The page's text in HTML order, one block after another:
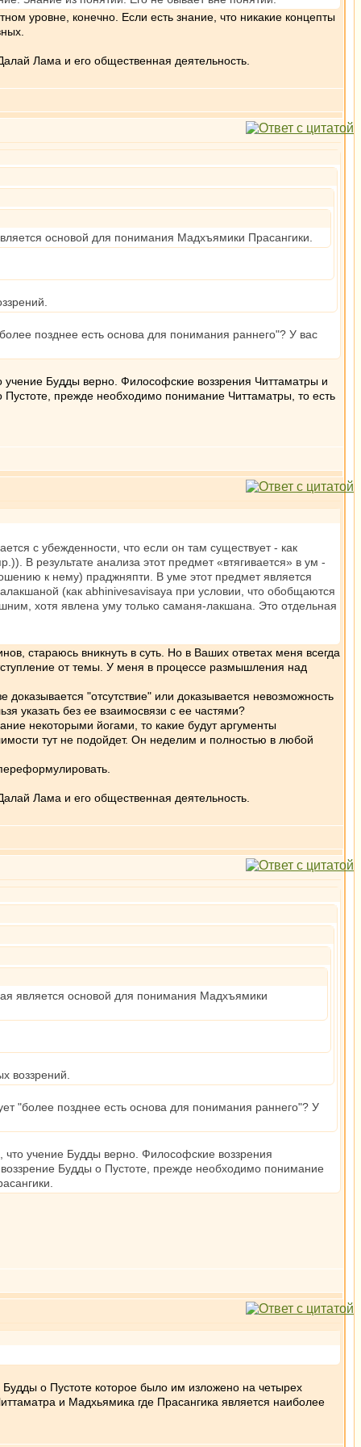
уровне, конечно. Если есть знание, что никакие концепты
Лама и его общественная деятельность.
основой для понимания Мадхъямики Прасангики.
позднее есть основа для понимания раннего"? У вас
учение Будды верно. Философские воззрения Читтаматры и
Пустоте, прежде необходимо понимание Читтаматры, то есть
с убежденности, что если он там существует - как
В результате анализа этот предмет «втягивается» в ум -
к нему) праджняпти. В уме этот предмет является
(как abhinivesavisaya при условии, что обобщаются
хотя явлена уму только саманя-лакшана. Это отдельная
стараюсь вникнуть в суть. Но в Ваших ответах меня всегда
от темы. У меня в процессе размышления над
"отсутствие" или доказывается невозможность
указать без ее взаимосвязи с ее частями?
некоторыми йогами, то какие будут аргументы
тут не подойдет. Он неделим и полностью в любой
Лама и его общественная деятельность.
является основой для понимания Мадхъямики
воззрений.
"более позднее есть основа для понимания раннего"? У
что учение Будды верно. Философские воззрения
Будды о Пустоте, прежде необходимо понимание
Будды о Пустоте которое было им изложено на четырех
и Мадхьямика где Прасангика является наиболее